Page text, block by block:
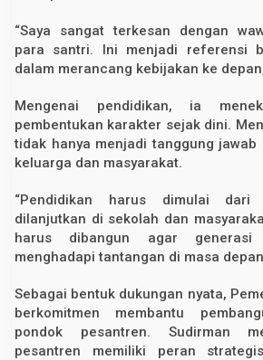
“Saya sangat terkesan dengan
para santri. Ini menjadi referensi
dalam merancang kebijakan ke
Mengenai pendidikan, ia
pembentukan karakter sejak dini.
tidak hanya menjadi tanggung
keluarga dan masyarakat.
“Pendidikan harus dimulai dari
dilanjutkan di sekolah dan
harus dibangun agar
menghadapi tantangan di masa
Sebagai bentuk dukungan nyata,
berkomitmen membantu
pondok pesantren. Sudirman
pesantren memiliki peran